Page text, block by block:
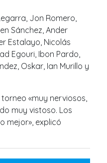
Jon Romero,
Sánchez, Ander
Estalayo, Nicolás
Egouri, Ibon Pardo,
Oskar, Ian Murillo y
«muy nerviosos,
muy vistoso. Los
mejor», explicó